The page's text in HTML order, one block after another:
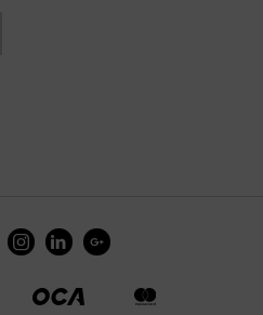
  